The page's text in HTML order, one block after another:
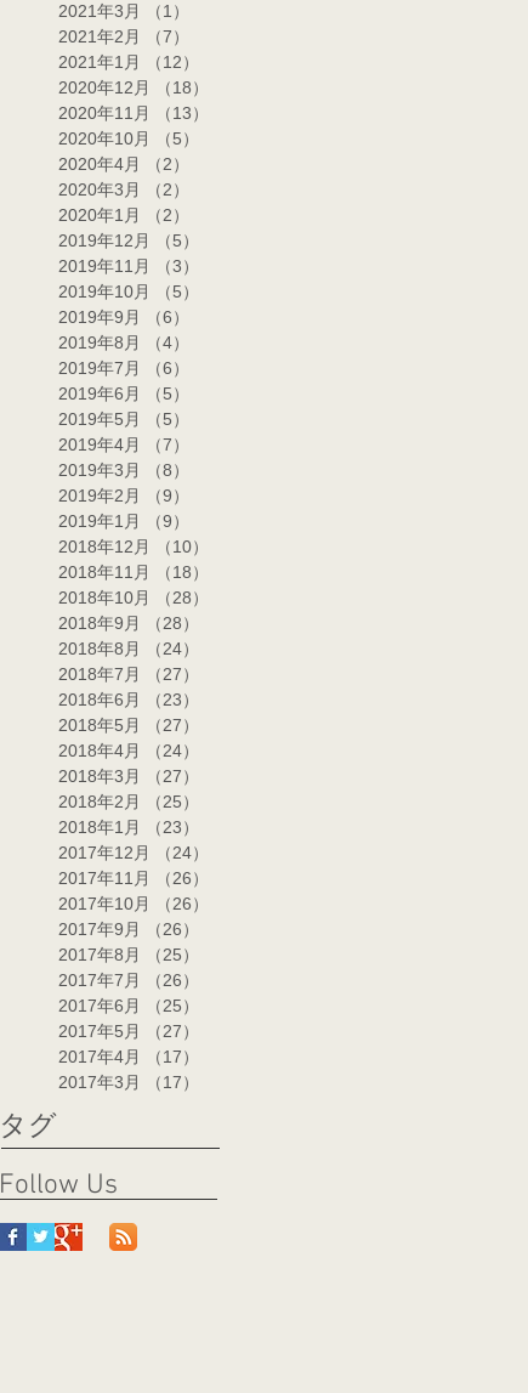
2021年3月
（1）
2021年2月
（7）
2021年1月
（12）
2020年12月
（18）
2020年11月
（13）
2020年10月
（5）
2020年4月
（2）
2020年3月
（2）
2020年1月
（2）
2019年12月
（5）
2019年11月
（3）
2019年10月
（5）
2019年9月
（6）
2019年8月
（4）
2019年7月
（6）
2019年6月
（5）
2019年5月
（5）
2019年4月
（7）
2019年3月
（8）
2019年2月
（9）
2019年1月
（9）
2018年12月
（10）
2018年11月
（18）
2018年10月
（28）
2018年9月
（28）
2018年8月
（24）
2018年7月
（27）
2018年6月
（23）
2018年5月
（27）
2018年4月
（24）
2018年3月
（27）
2018年2月
（25）
2018年1月
（23）
2017年12月
（24）
2017年11月
（26）
2017年10月
（26）
2017年9月
（26）
2017年8月
（25）
2017年7月
（26）
2017年6月
（25）
2017年5月
（27）
2017年4月
（17）
2017年3月
（17）
タグ
Follow Us